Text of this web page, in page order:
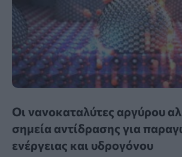
Οι νανοκαταλύτες αργύρου
σημεία αντίδρασης για
ενέργειας και υδρογόνου